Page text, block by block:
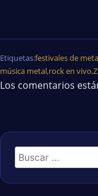
Etiquetas:festivales de
música metal,rock en vivo,
Los comentarios
Buscar: